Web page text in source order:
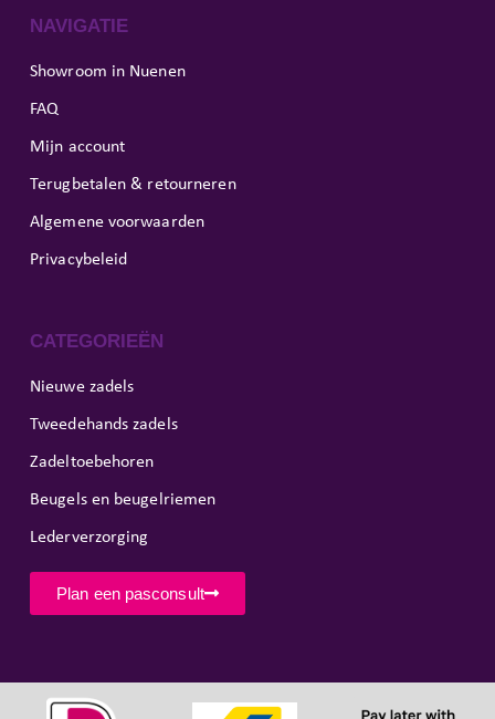
NAVIGATIE
Showroom in Nuenen
FAQ
Mijn account
Terugbetalen & retourneren
Algemene voorwaarden
Privacybeleid
CATEGORIEËN
Nieuwe zadels
Tweedehands zadels
Zadeltoebehoren
Beugels en beugelriemen
Lederverzorging
Plan een pasconsult